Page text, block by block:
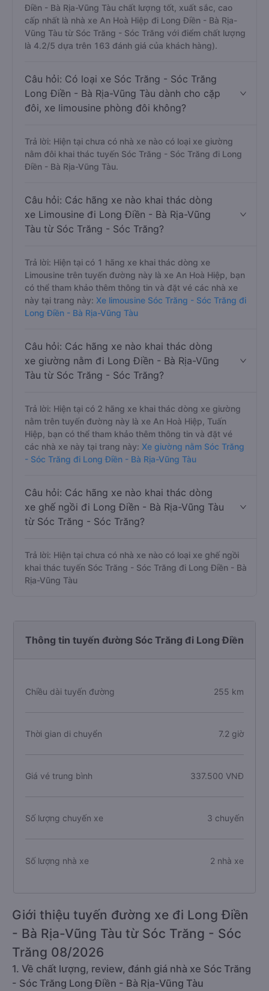
Điền - Bà Rịa-Vũng Tàu chất lượng tốt, xuất sắc, cao
cấp nhất là nhà xe An Hoà Hiệp đi Long Điền - Bà Rịa-
Vũng Tàu từ Sóc Trăng - Sóc Trăng với điểm chất lượng
là 4.2/5 dựa trên 163 đánh giá của khách hàng).
Câu hỏi: Có loại xe Sóc Trăng - Sóc Trăng
Long Điền - Bà Rịa-Vũng Tàu dành cho cặp
đôi, xe limousine phòng đôi không?
Trả lời: Hiện tại chưa có nhà xe nào có loại xe giường
nằm đôi khai thác tuyến Sóc Trăng - Sóc Trăng đi Long
Điền - Bà Rịa-Vũng Tàu.
Câu hỏi: Các hãng xe nào khai thác dòng
xe Limousine đi Long Điền - Bà Rịa-Vũng
Tàu từ Sóc Trăng - Sóc Trăng?
Trả lời: Hiện tại có 1 hãng xe khai thác dòng xe
Limousine trên tuyến đường này là xe An Hoà Hiệp, bạn
có thể tham khảo thêm thông tin và đặt vé các nhà xe
này tại trang này: Xe limousine Sóc Trăng - Sóc Trăng đi
Long Điền - Bà Rịa-Vũng Tàu
Câu hỏi: Các hãng xe nào khai thác dòng
xe giường nằm đi Long Điền - Bà Rịa-Vũng
Tàu từ Sóc Trăng - Sóc Trăng?
Trả lời: Hiện tại có 2 hãng xe khai thác dòng xe giường
nằm trên tuyến đường này là xe An Hoà Hiệp, Tuấn
Hiệp, bạn có thể tham khảo thêm thông tin và đặt vé
các nhà xe này tại trang này: Xe giường nằm Sóc Trăng
- Sóc Trăng đi Long Điền - Bà Rịa-Vũng Tàu
Câu hỏi: Các hãng xe nào khai thác dòng
xe ghế ngồi đi Long Điền - Bà Rịa-Vũng Tàu
từ Sóc Trăng - Sóc Trăng?
Trả lời: Hiện tại chưa có nhà xe nào có loại xe ghế ngồi
khai thác tuyến Sóc Trăng - Sóc Trăng đi Long Điền - Bà
Rịa-Vũng Tàu
Thông tin tuyến đường Sóc Trăng đi Long Điền
Chiều dài tuyến đường 255 km
Thời gian di chuyển 7.2 giờ
Giá vé trung bình 337.500 VNĐ
Số lượng chuyến xe 3 chuyến
Số lượng nhà xe 2 nhà xe
Giới thiệu tuyến đường xe đi Long Điền
- Bà Rịa-Vũng Tàu từ Sóc Trăng - Sóc
Trăng 08/2026
1. Về chất lượng, review, đánh giá nhà xe Sóc Trăng
- Sóc Trăng Long Điền - Bà Rịa-Vũng Tàu